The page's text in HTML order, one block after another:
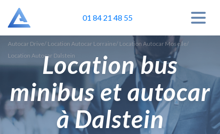
01 84 21 48 55
Autocar Drive/ Location Autocar Lorraine/ Location Autocar Moselle/
Location Autocar DalsteinLocation bus
minibus et autocar
à Dalstein